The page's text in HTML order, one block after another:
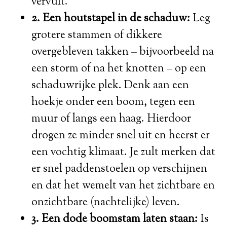
2. Een houtstapel in de schaduw: Leg
grotere stammen of dikkere
overgebleven takken – bijvoorbeeld na
een storm of na het knotten – op een
schaduwrijke plek. Denk aan een
hoekje onder een boom, tegen een
muur of langs een haag. Hierdoor
drogen ze minder snel uit en heerst er
een vochtig klimaat. Je zult merken dat
er snel paddenstoelen op verschijnen
en dat het wemelt van het zichtbare en
onzichtbare (nachtelijke) leven.
3. Een dode boomstam laten staan: Is